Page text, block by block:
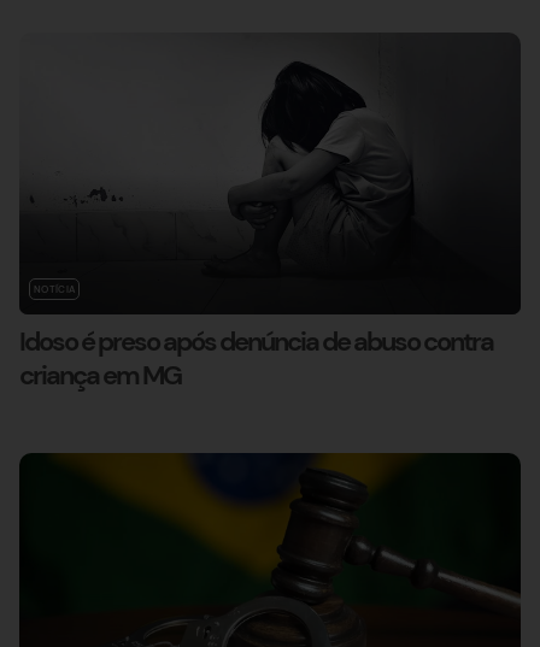
NOTÍCIA
Idoso é preso após denúncia de abuso contra
criança em MG